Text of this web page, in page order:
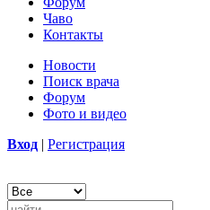
Чаво
Контакты
Новости
Поиск врача
Форум
Фото и видео
Вход | Регистрация